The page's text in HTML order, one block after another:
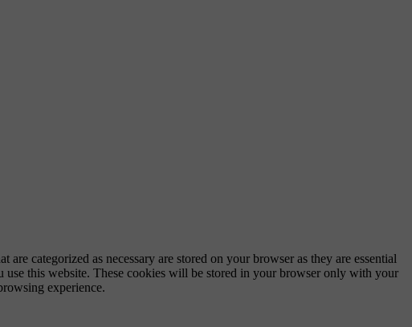
categorized as necessary are stored on your browser as they are essential
this website. These cookies will be stored in your browser only with your
experience.